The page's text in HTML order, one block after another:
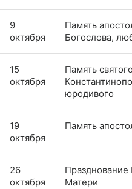
9
октября
Память
Богослова,
15
октября
Память
юродивого
19
октября
Память
26
октября
Матери